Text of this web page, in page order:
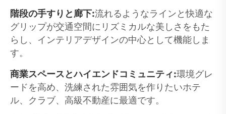
階段の手すりと廊下:流れるようなラインと快適な
グリップが交通空間にリズミカルな美しさをもた
らし、インテリアデザインの中心として機能しま
す。
商業スペースとハイエンドコミュニティ:環境グレ
ードを高め、洗練された雰囲気を作りたいホテ
ル、クラブ、高級不動産に最適です。